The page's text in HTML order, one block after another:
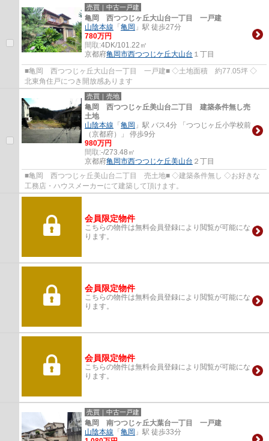
売買｜中古一戸建
亀岡 西つつじヶ丘大山台一丁目 一戸建
山陰本線 「亀岡 」駅 徒歩27分
780万円
間取:4DK/101.22㎡
京都府亀岡市西つつじケ丘大山台 １丁目
■亀岡 西つつじヶ丘大山台一丁目 一戸建■ ◇土地面積 約77.05坪 ◇
北東角住戸につき開放感あります
売買｜売地
亀岡 西つつじヶ丘美山台二丁目 建築条件無し売
土地
山陰本線 「亀岡 」駅 バス4分 「つつじヶ丘小学校前
（京都府）」 停歩9分
980万円
間取:-/273.48㎡
京都府亀岡市西つつじケ丘美山台 ２丁目
■亀岡 西つつじヶ丘美山台二丁目 売土地■ ◇建築条件無し ◇お好きな
工務店・ハウスメーカーにて建築して頂けます。
会員限定物件
こちらの物件は無料会員登録により閲覧が可能にな
ります。
会員限定物件
こちらの物件は無料会員登録により閲覧が可能にな
ります。
会員限定物件
こちらの物件は無料会員登録により閲覧が可能にな
ります。
売買｜中古一戸建
亀岡 南つつじヶ丘大葉台一丁目 一戸建
山陰本線 「亀岡 」駅 徒歩33分